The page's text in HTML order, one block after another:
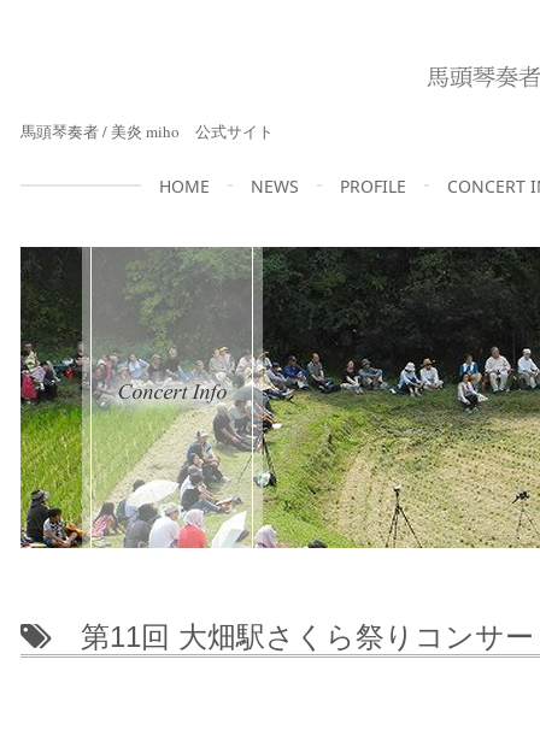
馬頭琴奏者 / 美炎 miho 公式サイト
HOME NEWS PROFILE CONCERT
第11回 大畑駅さくら祭りコンサー